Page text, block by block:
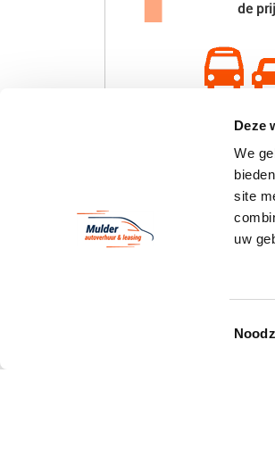
Deze
We
site
uw
de
vestiging
Mulder